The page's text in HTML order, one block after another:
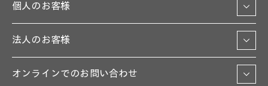
個人のお客様
法人のお客様
オンラインでのお問い合わせ